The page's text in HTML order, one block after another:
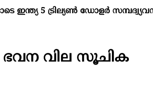
@70
ഇന്ത്യ 5 ട്രില്യണ്‍ ഡോളര്‍
ഭവന വില സൂചിക